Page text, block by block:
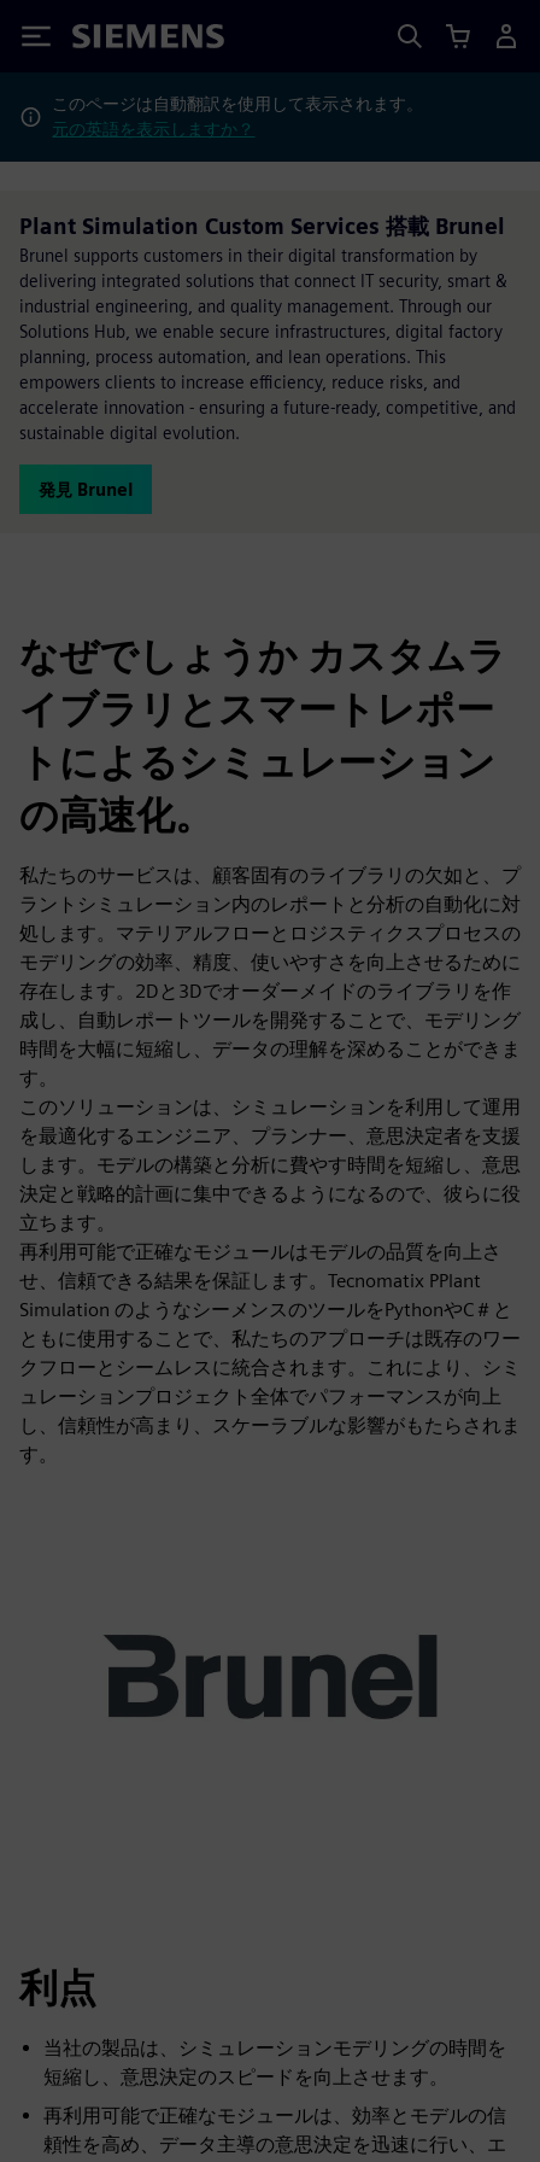
Siemens
このページは自動翻訳を使用して表示されます。
元の英語を表示しますか？
Plant Simulation Custom Services 搭載 Brunel
Brunel supports customers in their digital transformation by
delivering integrated solutions that connect IT security, smart &
industrial engineering, and quality management. Through our
Solutions Hub, we enable secure infrastructures, digital factory
planning, process automation, and lean operations. This
empowers clients to increase efficiency, reduce risks, and
accelerate innovation - ensuring a future-ready, competitive, and
sustainable digital evolution.
発見 Brunel
なぜでしょうか カスタムラ
イブラリとスマートレポー
トによるシミュレーション
の高速化。
私たちのサービスは、顧客固有のライブラリの欠如と、プ
ラントシミュレーション内のレポートと分析の自動化に対
処します。マテリアルフローとロジスティクスプロセスの
モデリングの効率、精度、使いやすさを向上させるために
存在します。2Dと3Dでオーダーメイドのライブラリを作
成し、自動レポートツールを開発することで、モデリング
時間を大幅に短縮し、データの理解を深めることができま
す。
このソリューションは、シミュレーションを利用して運用
を最適化するエンジニア、プランナー、意思決定者を支援
します。モデルの構築と分析に費やす時間を短縮し、意思
決定と戦略的計画に集中できるようになるので、彼らに役
立ちます。
再利用可能で正確なモジュールはモデルの品質を向上さ
せ、信頼できる結果を保証します。Tecnomatix PPlant
Simulation のようなシーメンスのツールをPythonやC＃と
ともに使用することで、私たちのアプローチは既存のワー
クフローとシームレスに統合されます。これにより、シミ
ュレーションプロジェクト全体でパフォーマンスが向上
し、信頼性が高まり、スケーラブルな影響がもたらされま
す。
利点
当社の製品は、シミュレーションモデリングの時間を
短縮し、意思決定のスピードを向上させます。
再利用可能で正確なモジュールは、効率とモデルの信
頼性を高め、データ主導の意思決定を迅速に行い、エ